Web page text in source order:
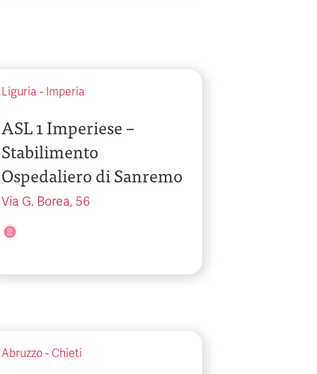
Liguria - Imperia
ASL 1 Imperiese –
Stabilimento
Ospedaliero di Sanremo
Via G. Borea, 56
Abruzzo- Chieti